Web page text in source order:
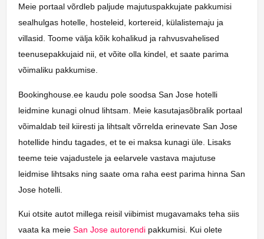
Meie portaal võrdleb paljude majutuspakkujate pakkumisi
sealhulgas hotelle, hosteleid, kortereid, külalistemaju ja
villasid. Toome välja kõik kohalikud ja rahvusvahelised
teenusepakkujaid nii, et võite olla kindel, et saate parima
võimaliku pakkumise.
Bookinghouse.ee kaudu pole soodsa San Jose hotelli
leidmine kunagi olnud lihtsam. Meie kasutajasõbralik portaal
võimaldab teil kiiresti ja lihtsalt võrrelda erinevate San Jose
hotellide hindu tagades, et te ei maksa kunagi üle. Lisaks
teeme teie vajadustele ja eelarvele vastava majutuse
leidmise lihtsaks ning saate oma raha eest parima hinna San
Jose hotelli.
Kui otsite autot millega reisil viibimist mugavamaks teha siis
vaata ka meie San Jose autorendi pakkumisi. Kui olete